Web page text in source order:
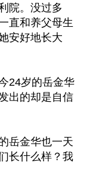
院。没过多
直和养父母生
安好地长大
24岁的岳金华
出的却是自信
岳金华也一天
长什么样？我